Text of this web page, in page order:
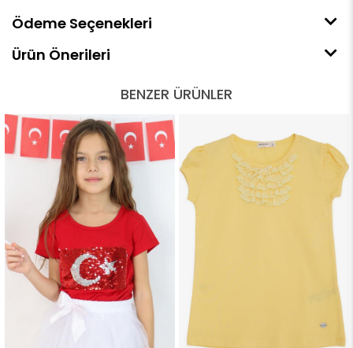
Ödeme Seçenekleri
Ürün Önerileri
BENZER ÜRÜNLER